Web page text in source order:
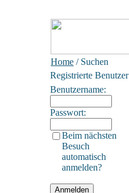
Home / Suchen
Registrierte Benutzer
Benutzername:
Passwort:
Beim nächsten
Besuch
automatisch
anmelden?